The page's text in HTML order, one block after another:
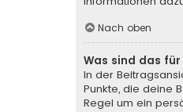
Nach oben
Was sind das für
In der
Punkte, die deine
Regel um ein